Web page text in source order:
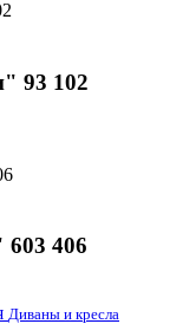
93 102
406
Диваны и кресла